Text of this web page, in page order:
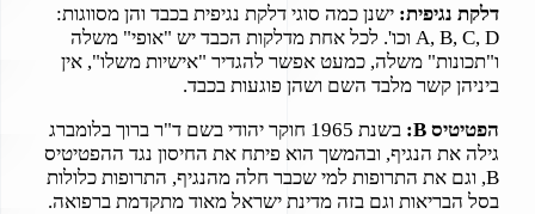
דלקת נגיפית: ישנן כמה סוגי דלקת נגיפית בכבד והן מסווגות:
A, B, C, D וכו'. לכל אחת מדלקות הכבד יש "אופי" משלה
ו"תכונות" משלה, כמעט אפשר להגדיר "אישיות משלו", אין
ביניהן קשר מלבד השם ושהן פוגעות בכבד.
הפטיטיס B:
בשנת 1965 חוקר יהודי בשם ד"ר ברוך בלומברג
גילה את הנגיף, ובהמשך הוא פיתח את החיסון נגד ההפטיטיס
B, וגם את התרופות למי שכבר חלה מהנגיף, התרופות כלולות
בסל הבריאות וגם בזה מדינת ישראל מאוד מתקדמת ברפואה.